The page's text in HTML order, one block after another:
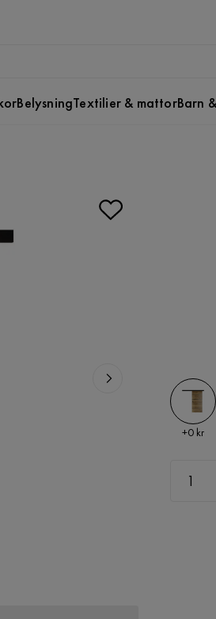
BelysningTextilier & mattorBarn
Pris
+0 kr